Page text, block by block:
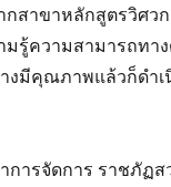
สาขาหลักสูตรวิศว
รู้ความสามารถทา
งมีคุณภาพแล้วก็ดำเ
การจัดการ ราชภัฏ